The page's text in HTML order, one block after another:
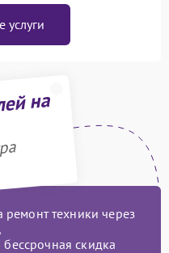
услуги
на
техники через
бессрочная скидка